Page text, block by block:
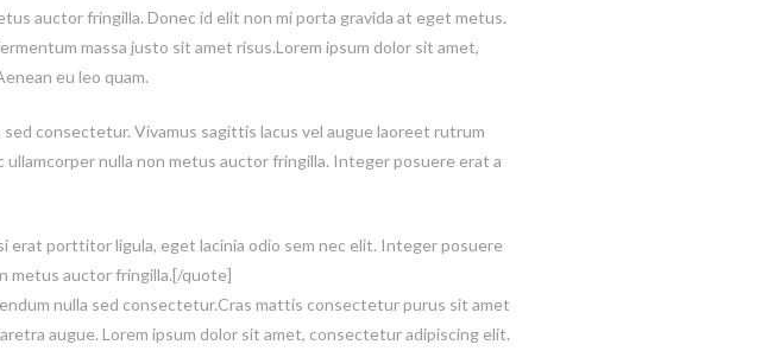
auctor fringilla. Donec id elit non mi porta gravida at eget metus.
massa justo sit amet risus.Lorem ipsum dolor sit amet,
eu leo quam.
consectetur. Vivamus sagittis lacus vel augue laoreet rutrum
nulla non metus auctor fringilla. Integer posuere erat a
erat porttitor ligula, eget lacinia odio sem nec elit. Integer posuere
metus auctor fringilla.[/quote]
nulla sed consectetur.Cras mattis consectetur purus sit amet
augue. Lorem ipsum dolor sit amet, consectetur adipiscing elit.